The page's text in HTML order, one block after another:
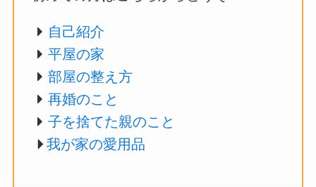
自己紹介
平屋の家
部屋の整え方
再婚のこと
子を捨てた親のこと
我が家の愛用品